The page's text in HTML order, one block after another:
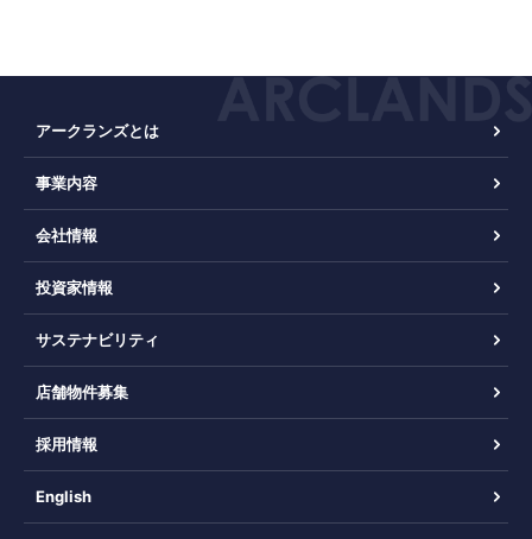
アークランズとは
事業内容
会社情報
投資家情報
サステナビリティ
店舗物件募集
採用情報
English